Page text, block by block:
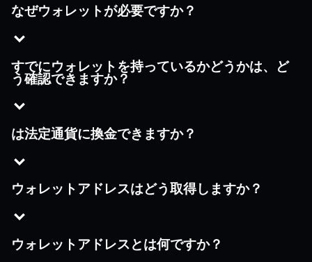
なぜウォレットが必要ですか？
すでにウォレットを持っているかどうかは、ど
う確認できますか？
は法定通貨に換金できますか？
ウォレットアドレスはどう取得しますか？
ウォレットアドレスとは何ですか？